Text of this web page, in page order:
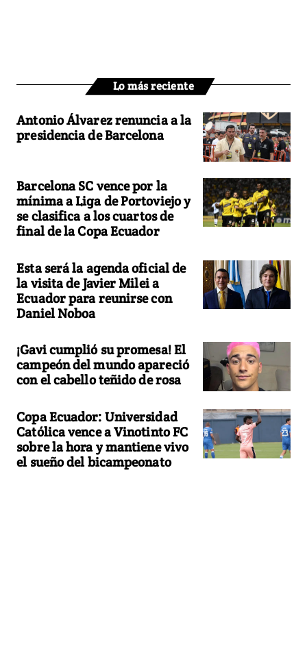
Lo más reciente
Antonio Álvarez renuncia a la
presidencia de Barcelona
Barcelona SC vence por la
mínima a Liga de Portoviejo y
se clasifica a los cuartos de
final de la Copa Ecuador
Esta será la agenda oficial de
la visita de Javier Milei a
Ecuador para reunirse con
Daniel Noboa
¡Gavi cumplió su promesa! El
campeón del mundo apareció
con el cabello teñido de rosa
Copa Ecuador: Universidad
Católica vence a Vinotinto FC
sobre la hora y mantiene vivo
el sueño del bicampeonato